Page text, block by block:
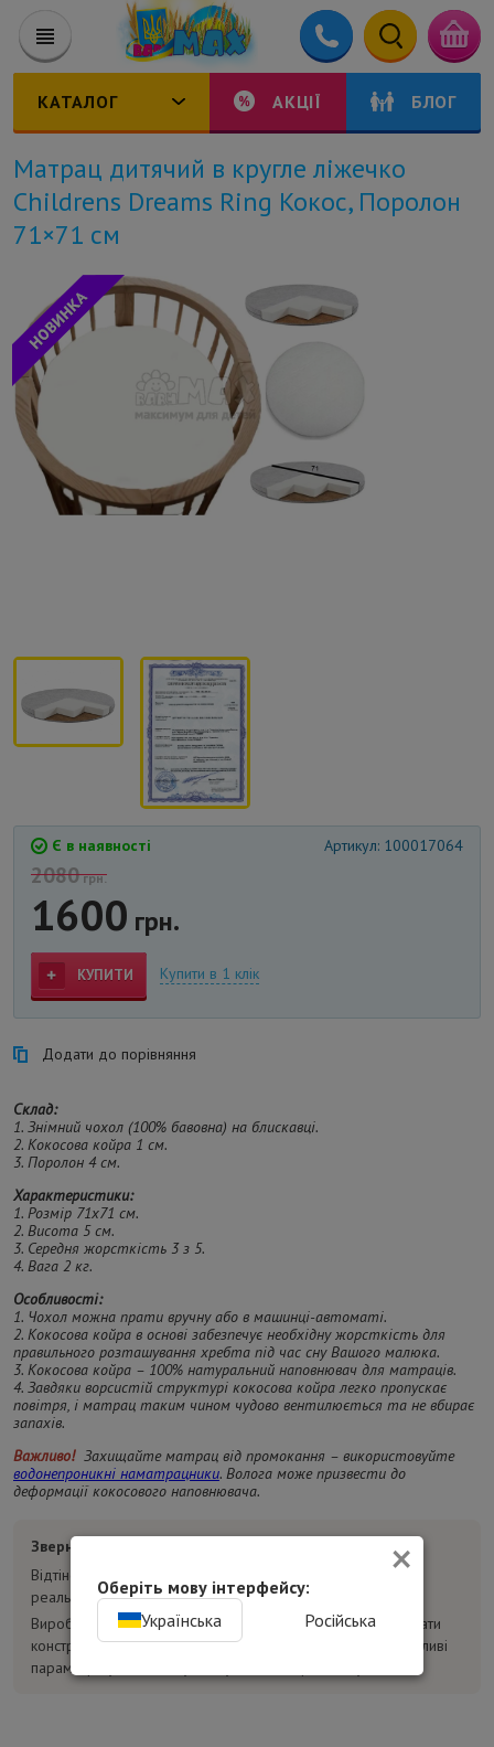
КАТАЛОГ АКЦІЇ БЛОГ
Матрац дитячий в кругле ліжечко
Childrens Dreams Ring Кокос, Поролон
71×71 см
Є в наявності Артикул: 100017064
2080грн.
1600 грн.
КУПИТИ Купити в 1 клік
Додати до порівняння
Склад:
1. Знімний чохол (100% бавовна) на блискавці.
2. Кокосова койра 1 см.
3. Поролон 4 см.
Характеристики:
1. Розмір 71х71 см.
2. Висота 5 см.
3. Середня жорсткість 3 з 5.
4. Вага 2 кг.
Особливості:
1. Чохол можна прати вручну або в машинці-автоматі.
2. Кокосова койра в основі забезпечує необхідну жорсткість для
правильного розташування хребта під час сну Вашого малюка.
3. Кокосова койра – 100% натуральний наповнювач для матраців.
4. Завдяки ворсистій структурі кокосова койра легко пропускає
повітря, і матрац таким чином чудово вентилюється та не вбирає
запахів.
Важливо! Захищайте матрац від промокання – використовуйте
водонепроникні наматрацники. Волога може призвести до
деформації кокосового наповнювача.
Зверніть увагу:
Відтінок товару на фотографіях може відрізнятися від
реального.
Виробник може без попереднього повідомлення змінювати
конструкцію, комплектацію та характеристики товару. Важливі
параметри уточнюйте у консультанта перед покупкою.
×
Оберіть мову інтерфейсу:
Українська
Російська